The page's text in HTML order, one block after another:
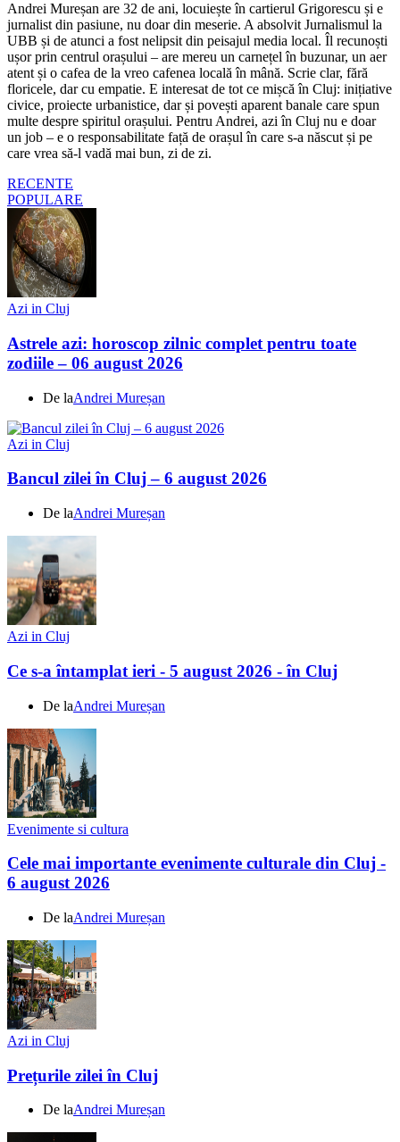
Andrei Mureșan are 32 de ani, locuiește în cartierul Grigorescu și e
jurnalist din pasiune, nu doar din meserie. A absolvit Jurnalismul la
UBB și de atunci a fost nelipsit din peisajul media local. Îl recunoști
ușor prin centrul orașului – are mereu un carnețel în buzunar, un aer
atent și o cafea de la vreo cafenea locală în mână. Scrie clar, fără
floricele, dar cu empatie. E interesat de tot ce mișcă în Cluj: inițiative
civice, proiecte urbanistice, dar și povești aparent banale care spun
multe despre spiritul orașului. Pentru Andrei, azi în Cluj nu e doar
un job – e o responsabilitate față de orașul în care s-a născut și pe
care vrea să-l vadă mai bun, zi de zi.
RECENTE
POPULARE
Azi in Cluj
Astrele azi: horoscop zilnic complet pentru toate
zodiile – 06 august 2026
De laAndrei Mureșan
Azi in Cluj
Bancul zilei în Cluj – 6 august 2026
De laAndrei Mureșan
Azi in Cluj
Ce s-a întamplat ieri - 5 august 2026 - în Cluj
De laAndrei Mureșan
Evenimente si cultura
Cele mai importante evenimente culturale din Cluj -
6 august 2026
De laAndrei Mureșan
Azi in Cluj
Prețurile zilei în Cluj
De laAndrei Mureșan